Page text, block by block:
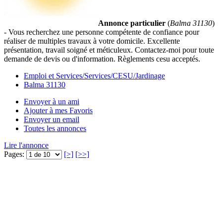
Annonce particulier (Balma 31130)
- Vous recherchez une personne compétente de confiance pour
réaliser de multiples travaux à votre domicile. Excellente
présentation, travail soigné et méticuleux. Contactez-moi pour toute
demande de devis ou d'information. Règlements cesu acceptés.
Emploi et Services/Services/CESU/Jardinage
Balma 31130
Envoyer à un ami
Ajouter à mes Favoris
Envoyer un email
Toutes les annonces
Lire l'annonce
Pages:
[>] [>>]